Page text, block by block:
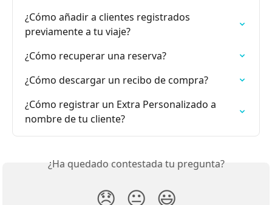
¿Cómo añadir a clientes registrados
previamente a tu viaje?
¿Cómo recuperar una reserva?
¿Cómo descargar un recibo de compra?
¿Cómo registrar un Extra Personalizado a
nombre de tu cliente?
¿Ha quedado contestada tu pregunta?
😞 😐 😃